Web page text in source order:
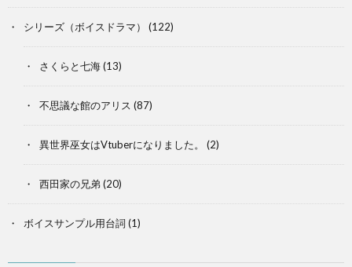
シリーズ（ボイスドラマ） (122)
さくらと七海(13)
不思議な館のアリス (87)
異世界巫女はVtuberになりました。 (2)
西田家の兄弟(20)
ボイスサンプル用台詞 (1)